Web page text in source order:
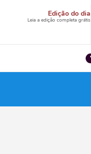
Edição do dia
Leia a edição completa grátis